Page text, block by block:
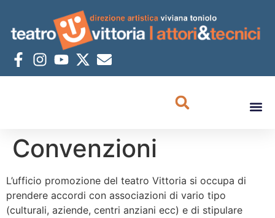
Convenzioni
L’ufficio promozione del teatro Vittoria si occupa di
prendere accordi con associazioni di vario tipo
(culturali, aziende, centri anziani ecc) e di stipulare